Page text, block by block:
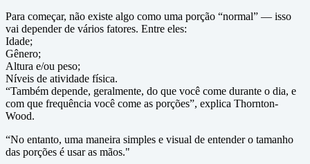
Para começar, não existe algo como uma porção “normal” — isso
vai depender de vários fatores. Entre eles:
Idade;
Gênero;
Altura e/ou peso;
Níveis de atividade física.
“Também depende, geralmente, do que você come durante o dia, e
com que frequência você come as porções”, explica Thornton-
Wood.
“No entanto, uma maneira simples e visual de entender o tamanho
das porções é usar as mãos."